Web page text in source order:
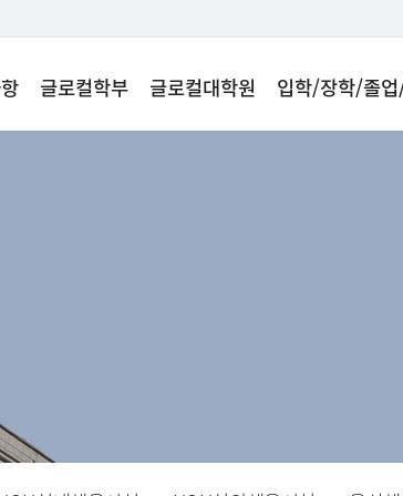
글로컬학부 글로컬대학원 입학/장학/졸